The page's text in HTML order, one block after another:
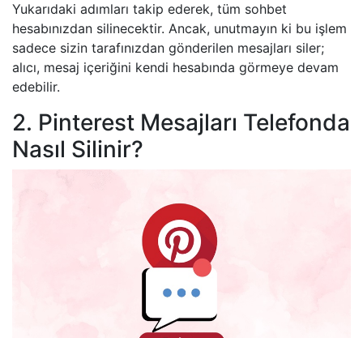
Yukarıdaki adımları takip ederek, tüm sohbet
hesabınızdan silinecektir. Ancak, unutmayın ki bu işlem
sadece sizin tarafınızdan gönderilen mesajları siler;
alıcı, mesaj içeriğini kendi hesabında görmeye devam
edebilir.
2. Pinterest Mesajları Telefonda
Nasıl Silinir?